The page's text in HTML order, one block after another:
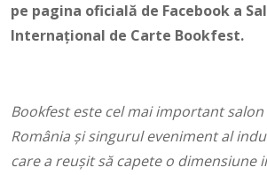
pe pagina oficială de Facebook a
Internațional de Carte Bookfest.
Bookfest este cel mai important
România și singurul eveniment al
care a reușit să capete o dimensiune